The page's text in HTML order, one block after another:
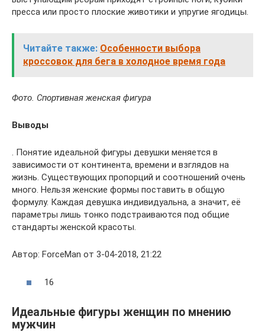
пресса или просто плоские животики и упругие ягодицы.
Читайте также: Особенности выбора
кроссовок для бега в холодное время года
Фото. Спортивная женская фигура
Выводы
. Понятие идеальной фигуры девушки меняется в
зависимости от континента, времени и взглядов на
жизнь. Существующих пропорций и соотношений очень
много. Нельзя женские формы поставить в общую
формулу. Каждая девушка индивидуальна, а значит, её
параметры лишь тонко подстраиваются под общие
стандарты женской красоты.
Автор: ForceMan от 3-04-2018, 21:22
16
Идеальные фигуры женщин по мнению
мужчин